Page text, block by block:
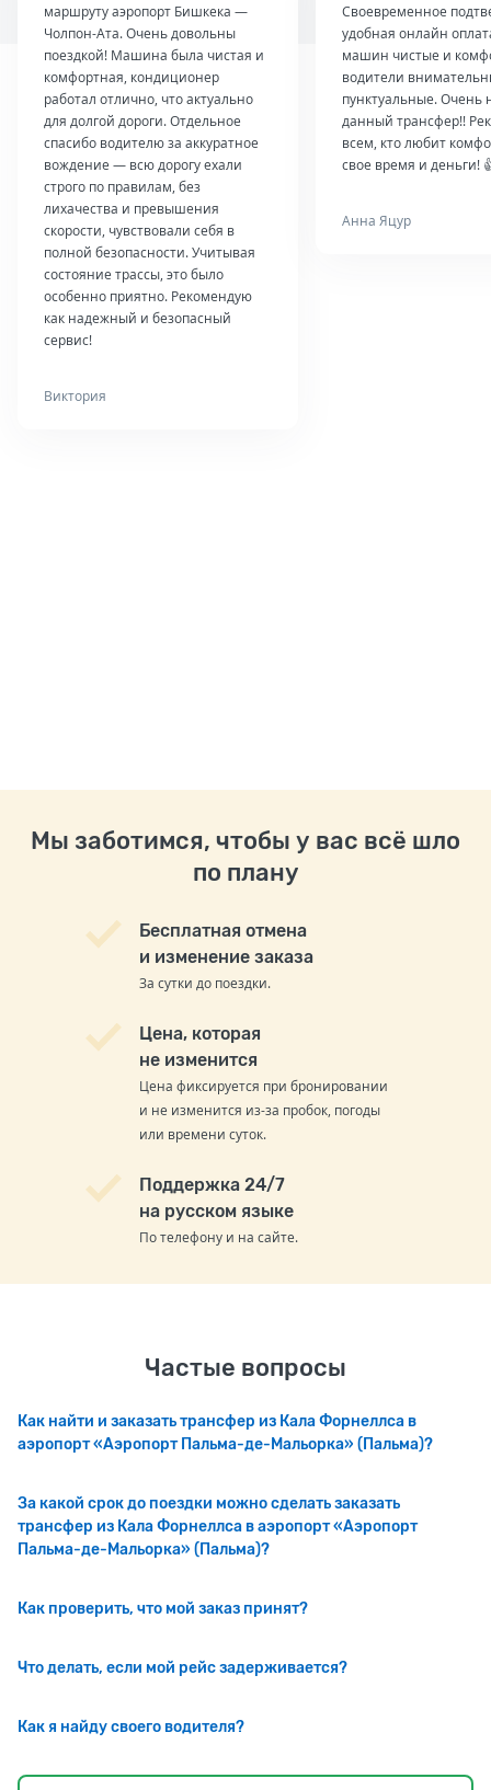
маршруту аэропорт Бишкека —
Чолпон-Ата. Очень довольны
поездкой! Машина была чистая и
комфортная, кондиционер
работал отлично, что актуально
для долгой дороги. Отдельное
спасибо водителю за аккуратное
вождение — всю дорогу ехали
строго по правилам, без
лихачества и превышения
скорости, чувствовали себя в
полной безопасности. Учитывая
состояние трассы, это было
особенно приятно. Рекомендую
как надежный и безопасный
сервис!
Виктория
Своевременное
удобная онлайн
машин чистые и
водители
пунктуальные. Очень
данный трансфер!!
всем, кто любит
свое время и деньги!
Анна Яцур
Мы заботимся, чтобы у вас всё шло
по плану
Бесплатная отмена
и изменение заказа
За сутки до поездки.
Цена, которая
не изменится
Цена фиксируется при бронировании
и не изменится из-за пробок, погоды
или времени суток.
Поддержка 24/7
на русском языке
По телефону и на сайте.
Частые вопросы
Как найти и заказать трансфер из Кала Форнеллса в
аэропорт «Аэропорт Пальма-де-Мальорка» (Пальма)?
За какой срок до поездки можно сделать заказать
трансфер из Кала Форнеллса в аэропорт «Аэропорт
Пальма-де-Мальорка» (Пальма)?
Как проверить, что мой заказ принят?
Что делать, если мой рейс задерживается?
Как я найду своего водителя?